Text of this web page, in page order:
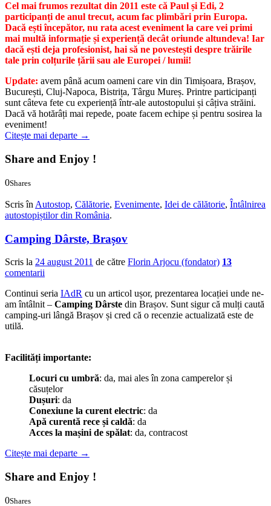
Cel mai frumos rezultat din 2011 este că Paul și Edi, 2
participanți de anul trecut, acum fac plimbări prin Europa.
Dacă ești începător, nu rata acest eveniment la care vei primi
mai multă informație și experiență decât oriunde altundeva! Iar
dacă ești deja profesionist, hai să ne povestești despre trăirile
tale prin colțurile țării sau ale Europei / lumii!
Update: avem până acum oameni care vin din Timișoara, Brașov,
București, Cluj-Napoca, Bistrița, Târgu Mureș. Printre participanți
sunt câteva fete cu experiență într-ale autostopului și câțiva străini.
Dacă vă hotărâți mai repede, poate facem echipe și pentru sosirea la
eveniment!
Citește mai departe →
Share and Enjoy !
0Shares
Scris în Autostop, Călătorie, Evenimente, Idei de călătorie, Întâlnirea
autostopiștilor din România.
Camping Dârste, Brașov
Scris la 24 august 2011 de către Florin Arjocu (fondator) 13
comentarii
Continui seria IAdR cu un articol ușor, prezentarea locației unde ne-
am întâlnit – Camping Dârste din Brașov. Sunt sigur că mulți caută
camping-uri lângă Brașov și cred că o recenzie actualizată este de
utilă.
Facilități importante:
Locuri cu umbră: da, mai ales în zona camperelor și
căsuțelor
Dușuri: da
Conexiune la curent electric: da
Apă curentă rece și caldă: da
Acces la mașini de spălat: da, contracost
Citește mai departe →
Share and Enjoy !
0Shares